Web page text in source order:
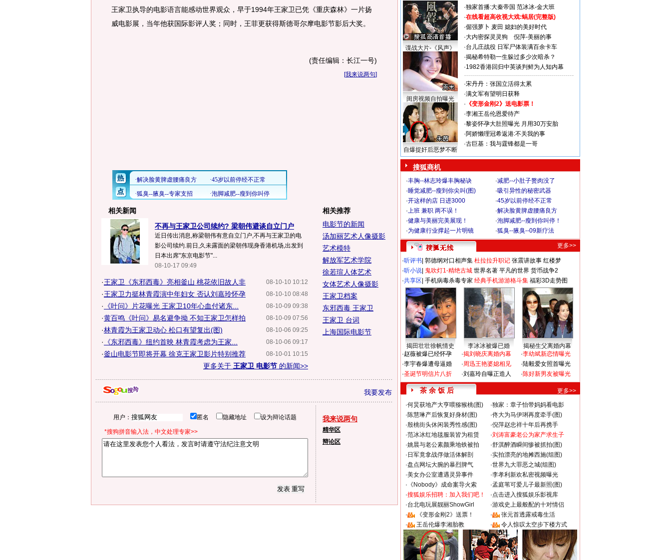
王家卫执导的电影语言能感动世界观众，早于1994年王家卫已凭《重庆森林》一片扬
威电影展，当年他获国际影评人奖；同时，王菲更获得斯德哥尔摩电影节影后大奖。
(责任编辑：长江一号)
[我来说两句]
相关新闻
不再与王家卫公司续约? 梁朝伟避谈自立门户
近日传出消息,称梁朝伟有意自立门户,不再与王家卫的电
影公司续约.前日,久未露面的梁朝伟现身香港机场,出发到
日本出席"东京电影节"...
08-10-17 09:49
08-10-10 10:12
·王家卫《东邪西毒》亮相釜山 桃花依旧故人非
08-10-10 08:48
·王家卫力挺林青霞演中年妇女 否认刘嘉玲怀孕
08-10-09 09:38
· 《叶问》片花曝光 王家卫10年心血付诸东...
08-10-09 07:56
·黄百鸣《叶问》易名避争拗 不知王家卫怎样拍
08-10-06 09:25
·林青霞为王家卫动心 松口有望复出(图)
08-10-06 09:17
· 《东邪西毒》纽约首映 林青霞考虑为王家...
08-10-01 10:15
·釜山电影节即将开幕 徐克王家卫影片特别推荐
更多关于 王家卫 电影节 的新闻>>
相关推荐
电影节的新闻
汤加丽艺术人像摄影
艺术模特
解放军艺术学院
徐若瑄人体艺术
女体艺术人像摄影
王家卫档案
东邪西毒 王家卫
王家卫 台词
上海国际电影节
我要发布
用户： 匿名 隐藏地址 设为辩论话题
*搜狗拼音输入法，中文处理专家>>
我来说两句
精华区
辩论区
谍战大片-《风声》
闺房视频自拍曝光
自爆捉奸后恶梦不断
·独家首播:大秦帝国 范冰冰-金大班
·在线看超高收视大戏:蜗居(完整版)
·倔强萝卜 麦田 媳妇的美好时代
·大内密探灵灵狗
倪萍-美丽的事
·台儿庄战役 日军尸体装满百余卡车
·揭秘希特勒一生躲过多少次暗杀？
·1982香港回归中英谈判鲜为人知内幕
·宋丹丹：张国立活得太累
·满文军有望明日获释
· 《变形金刚2》送电影票！
·李湘王岳伦恩爱待产
·黎姿怀孕大肚照曝光 月用30万安胎
·阿娇懒理冠希返港:不关我的事
·古巨基：我与霆锋都是一哥
搜狐商机
·丰胸--林志玲爆丰胸秘诀 ·减肥--小肚子赘肉没了
·睡觉减肥--瘦到你尖叫(图) ·吸引异性的秘密武器
·开这样的店 日进3000 ·45岁以前停经不正常
·上班 兼职 两不误！ ·解决脸黄脾虚腰痛良方
·健康与美丽完美展现！ ·泡脚减肥--瘦到你叫停！
·为健康行业撑起一片明镜 ·狐臭--腋臭--09新疗法
更多>>
·听评书 郭德纲对口相声集 杜拉拉升职记 张震讲故事 红楼梦
·听小说 鬼吹灯1-精绝古城 世界名著 平凡的世界 货币战争2
·共享区 手机病毒杀毒专家 经典手机游游格斗集 福彩3D走势图
揭田壮壮徐帆情史 李冰冰被爆已婚
揭秘生父离婚内幕
·赵薇被爆已经怀孕
·李宇春爆遭母逼婚
·圣诞节明信片八折
·揭刘晓庆离婚内幕
·周迅王艳婆媳相见
·刘嘉玲自曝正造人
·李幼斌新恋情曝光
·陆毅爱女照首曝光
·陈好新男友被曝光
茶 余 饭 后
更多>>
·何炅获地产大亨喂猕猴桃(图) ·独家：章子怡带妈妈看电影
·陈慧琳产后恢复好身材(图) ·佟大为马伊琍再度牵手(图)
·殷桃街头休闲装秀性感(图) ·倪萍赵忠祥十年后再携手
·范冰冰红地毯服装皆为租赁 ·刘涛富豪老公为家产求生子
·姚晨与老公素颜乘地铁被拍 ·舒淇醉酒瞬间惨被抓拍(图)
· 日军竟拿战俘做活体解剖 ·实拍漂亮的地摊西施(组图)
·盘点网坛大腕的暴烈脾气 ·世界九大罪恶之城(组图)
·美女办公室遭遇灵异事件 ·李孝利新欢私密视频曝光
· 《Nobody》成命案导火索 ·孟庭苇可爱儿子最新照(图)
·搜狐娱乐招聘：加入我们吧！ ·点击进入搜狐娱乐影视库
·台北电玩展靓丽ShowGirl ·游戏史上最般配的十对情侣
·
《变形金刚2》送票！ ·
张元首透露戒毒生活
·
王岳伦爆李湘胎教 · 令人惊叹太空步下楼方式